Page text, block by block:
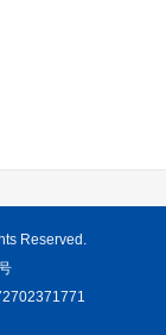
Reserved.